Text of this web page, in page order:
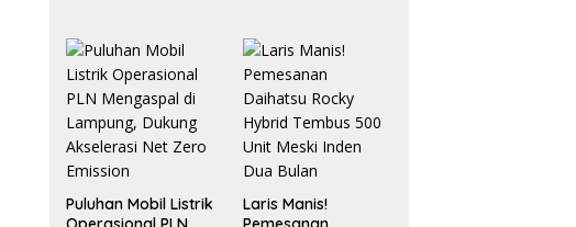
Sumo”
Puluhan Mobil Listrik
Laris Manis!